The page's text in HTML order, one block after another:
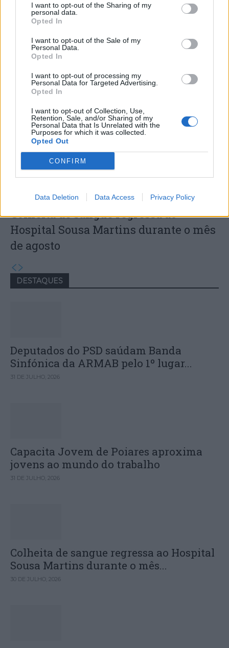
I want to opt-out of the Sharing of my
personal data.
Opted In
I want to opt-out of the Sale of my
Personal Data.
Opted In
I want to opt-out of processing my
Personal Data for Targeted Advertising.
Opted In
I want to opt-out of Collection, Use,
Retention, Sale, and/or Sharing of my
Personal Data that Is Unrelated with the
Purposes for which it was collected.
Opted Out
CONFIRM
Data Deletion Data Access Privacy Policy
Capacita Jovem de Poiares aproxima
jovens ao mundo do trabalho
Colheita de sangue regressa ao
Hospital Sousa Martins durante o mês
de agosto
DESTAQUES
Deputados do PSD saúdam Banda
Sinfónica da ARMAB pelo 1º lugar...
31 DE JULHO, 2026
Capacita Jovem de Poiares aproxima
jovens ao mundo do trabalho
31 DE JULHO, 2026
Colheita de sangue regressa ao Hospital
Sousa Martins durante o mês...
30 DE JULHO, 2026